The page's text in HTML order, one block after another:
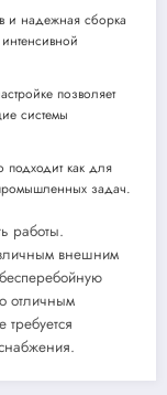
и надежная сборка
позволяет
системы
как для
задач.
работы.
внешним
отличным